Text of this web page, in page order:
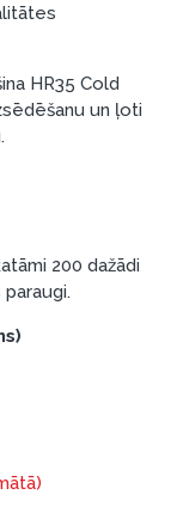
eID, eParaksts
Swedbank,
tā persona,
līgumā.
iepazīties ar
HR35 Cold
un ļoti
200 dažādi